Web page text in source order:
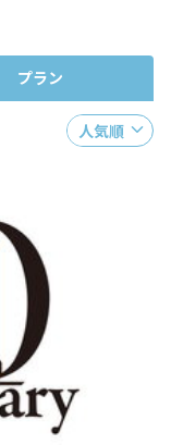
プラン
人気順